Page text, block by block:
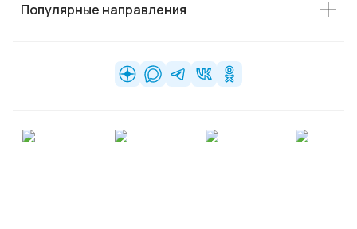
Популярные направления